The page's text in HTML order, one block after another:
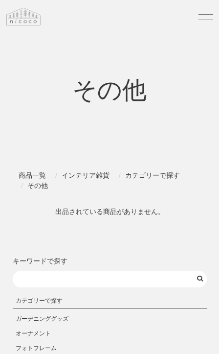
その他
商品一覧 インテリア雑貨
カテゴリーで探す
その他
出品されている商品がありません。
キーワードで探す
カテゴリーで探す
ガーデニンググッズ
オーナメント
フォトフレーム